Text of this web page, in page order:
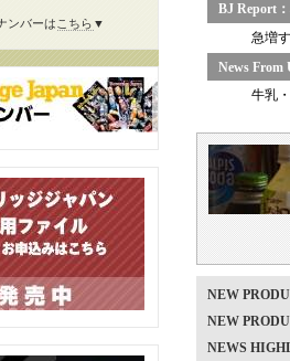
BJ Report
急増
News From
牛乳
NEW
NEW
NEWS
ンバーは こちら ▼